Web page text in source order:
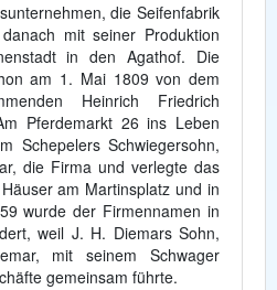
die Seifenfabrik
mit seiner Produktion
in den Agathof. Die
am 1. Mai 1809 von dem
Heinrich Friedrich
Pferdemarkt 26 ins Leben
Schepelers Schwiegersohn,
die Firma und verlegte das
am Martinsplatz und in
wurde der Firmennamen in
weil J. H. Diemars Sohn,
mit seinem Schwager
gemeinsam führte.